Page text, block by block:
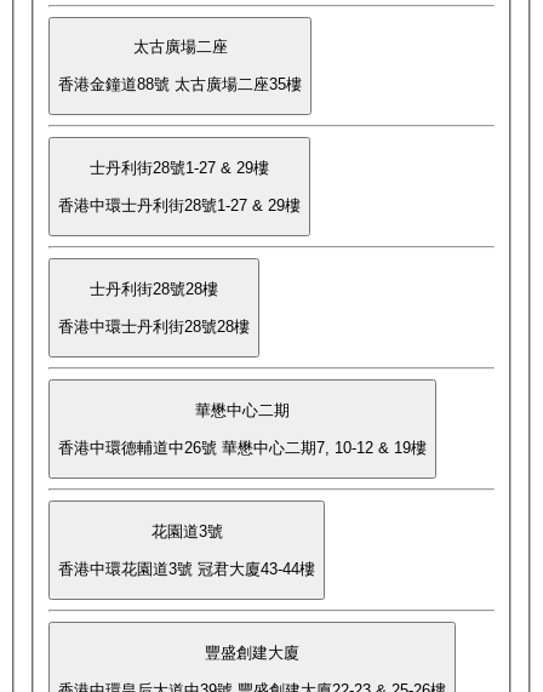
太古廣場二座
香港金鐘道88號 太古廣場二座35樓
士丹利街28號1-27 & 29樓
香港中環士丹利街28號1-27 & 29樓
士丹利街28號28樓
香港中環士丹利街28號28樓
華懋中心二期
香港中環德輔道中26號 華懋中心二期7, 10-12 & 19樓
花園道3號
香港中環花園道3號 冠君大廈43-44樓
豐盛創建大廈